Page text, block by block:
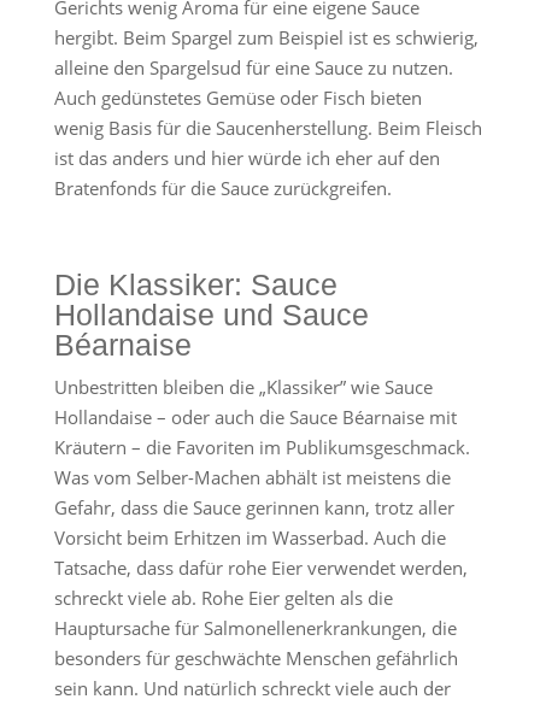
Gerichts wenig Aroma für eine eigene Sauce
hergibt. Beim Spargel zum Beispiel ist es schwierig,
alleine den Spargelsud für eine Sauce zu nutzen.
Auch gedünstetes Gemüse oder Fisch bieten
wenig Basis für die Saucenherstellung. Beim Fleisch
ist das anders und hier würde ich eher auf den
Bratenfonds für die Sauce zurückgreifen.
Die Klassiker: Sauce
Hollandaise und Sauce
Béarnaise
Unbestritten bleiben die „Klassiker” wie Sauce
Hollandaise – oder auch die Sauce Béarnaise mit
Kräutern – die Favoriten im Publikumsgeschmack.
Was vom Selber-Machen abhält ist meistens die
Gefahr, dass die Sauce gerinnen kann, trotz aller
Vorsicht beim Erhitzen im Wasserbad. Auch die
Tatsache, dass dafür rohe Eier verwendet werden,
schreckt viele ab. Rohe Eier gelten als die
Hauptursache für Salmonellenerkrankungen, die
besonders für geschwächte Menschen gefährlich
sein kann. Und natürlich schreckt viele auch der